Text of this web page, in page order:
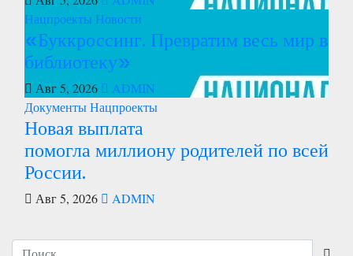
Нацпроекты Новости
«Буккроссинг. Превратим весь мир в
библиотеку»
Авг 5, 2026
ADMIN
ДокументыНацпроекты
Новая выплата
помогла миллиону родителей по всей
России.
Авг 5, 2026 ADMIN